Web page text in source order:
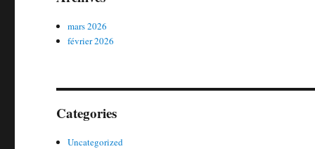
mars 2026
février 2026
Categories
Uncategorized